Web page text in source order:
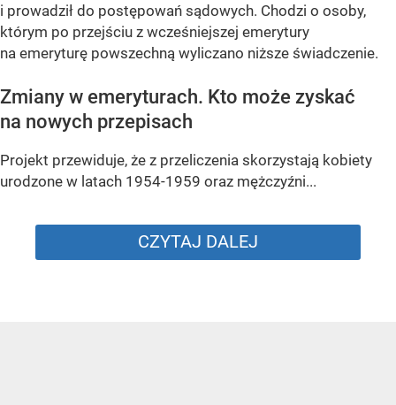
i prowadził do postępowań sądowych. Chodzi o osoby,
którym po przejściu z wcześniejszej emerytury
na emeryturę powszechną wyliczano niższe świadczenie.
Zmiany w emeryturach. Kto może zyskać
na nowych przepisach
Projekt przewiduje, że z przeliczenia skorzystają kobiety
urodzone w latach 1954-1959 oraz mężczyźni...
CZYTAJ DALEJ